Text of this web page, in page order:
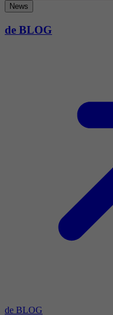
News
de BLOG
de BLOG